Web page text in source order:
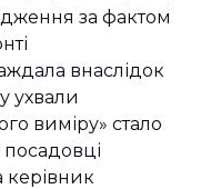
за фактом
внаслідок
ухвали
виміру» стало
посадовці
керівник